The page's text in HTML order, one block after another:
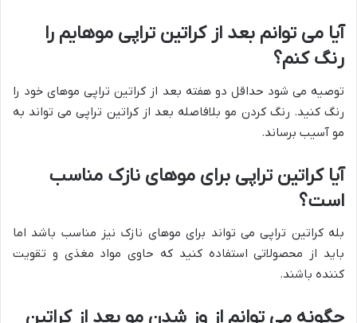
آیا می توانم بعد از کراتین تراپی موهایم را
رنگ کنم؟
توصیه می شود حداقل دو هفته بعد از کراتین تراپی موهای خود را
رنگ کنید. رنگ کردن مو بلافاصله بعد از کراتین تراپی می تواند به
مو آسیب برساند.
آیا کراتین تراپی برای موهای نازک مناسب
است؟
بله کراتین تراپی می تواند برای موهای نازک نیز مناسب باشد اما
باید از محصولاتی استفاده کنید که حاوی مواد مغذی و تقویت
کننده باشند.
چگونه می توانم از وز شدن مو بعد از کراتین